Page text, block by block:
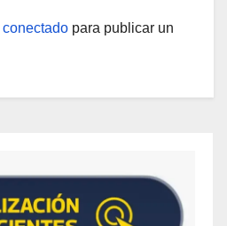
conectado para publicar un